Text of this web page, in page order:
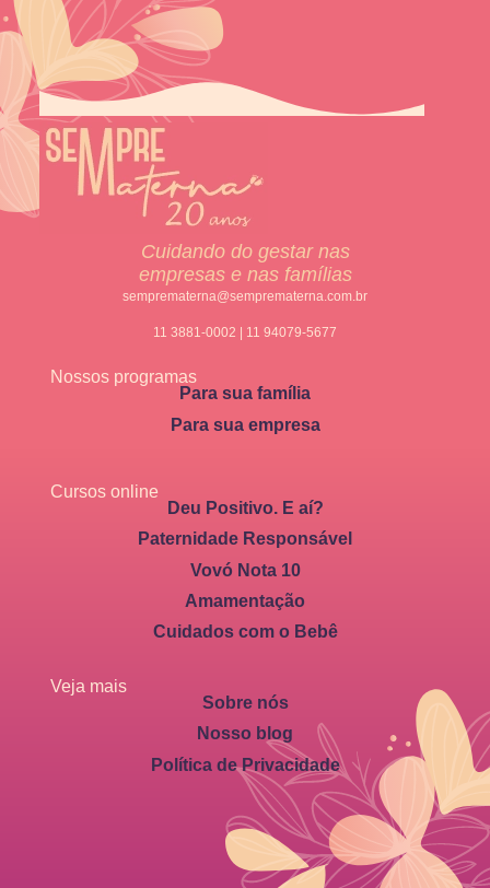
Cuidando do gestar nas
empresas e nas famílias
semprematerna@semprematerna.com.br
11 3881-0002 | 11 94079-5677
Nossos programas
Para sua família
Para sua empresa
Cursos online
Deu Positivo. E aí?
Paternidade Responsável
Vovó Nota 10
Amamentação
Cuidados com o Bebê
Veja mais
Sobre nós
Nosso blog
Política de Privacidade